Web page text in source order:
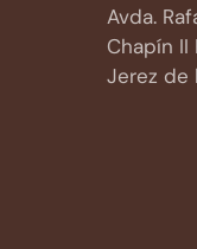
Avda.
Chapín II
Jerez de